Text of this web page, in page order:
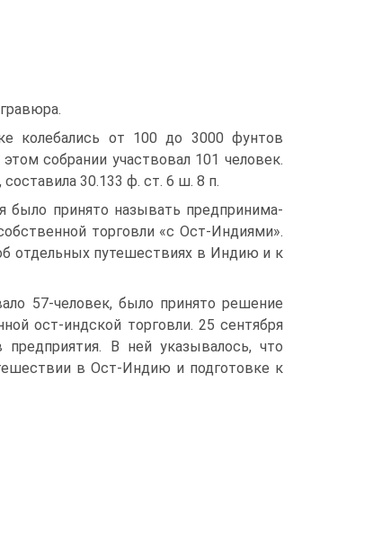
колебались от 100 до 3000 фунтов
собрании участвовал 101 человек.
30.133 ф. ст. 6 ш. 8 п.
было принято называть предпринима­
торговли «с Ост-Индиями».
отдельных путешествиях в Индию и к
57-человек, было принято решение
ост-индской торговли. 25 сен­тября
В ней указывалось, что
в Ост-Индию и подго­товке к